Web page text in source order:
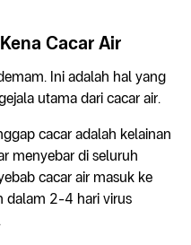
Cacar Air
Ini adalah hal yang
utama dari cacar air.
cacar adalah kelainan
menyebar di seluruh
cacar air masuk ke
dalam 2-4 hari virus